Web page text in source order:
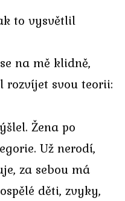
to vysvětlil
na mě klidně,
rozvíjet svou teorii:
Žena po
Už nerodí,
za sebou má
děti, zvyky,